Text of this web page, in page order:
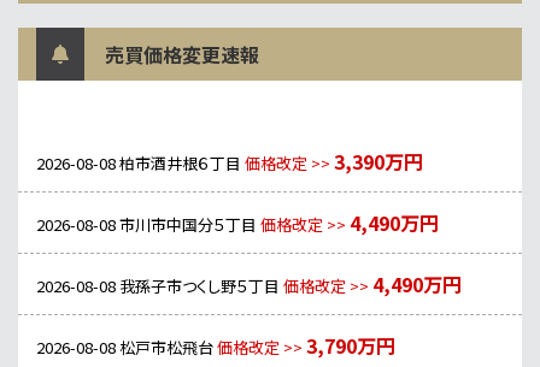
売買価格変更速報
2026-08-08柏市酒井根６丁目 価格改定 >> 3,390万円
2026-08-08市川市中国分５丁目 価格改定 >> 4,490万円
2026-08-08 我孫子市つくし野５丁目 価格改定 >> 4,490万円
2026-08-08松戸市松飛台価格改定 >> 3,790万円